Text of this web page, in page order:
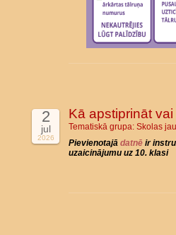
2
jul
2026
Kā apstiprināt
Tematiskā grupa: Skolas
Pievienotajā datnē ir
uzaicinājumu uz 10. klasi